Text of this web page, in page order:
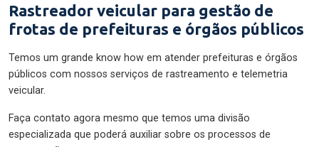
Rastreador veicular para gestão de
frotas de prefeituras e órgãos públicos
Temos um grande know how em atender prefeituras e órgãos
públicos com nossos serviços de rastreamento e telemetria
veicular.
Faça contato agora mesmo que temos uma divisão
especializada que poderá auxiliar sobre os processos de